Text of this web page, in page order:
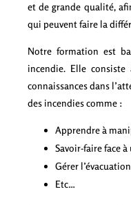
et de grande qualité,
qui peuvent faire la
Notre formation est
incendie. Elle
connaissances dans
des incendies comme :
Apprendre à
Savoir-faire face à
Gérer
Etc…